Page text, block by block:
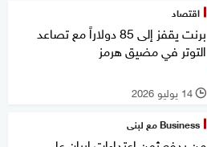
اقتصاد
برنت يقفز إلى 85 دولاراً مع تصاعد
التوتر في مضيق هرمز
l 14 يوليو 2026
Business مع لبنى